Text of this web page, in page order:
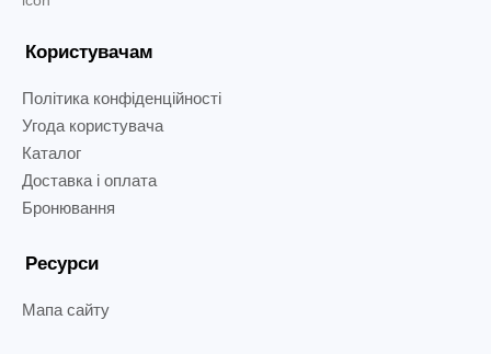
Користувачам
Політика конфіденційності
Угода користувача
Каталог
Доставка і оплата
Бронювання
Ресурси
Мапа сайту